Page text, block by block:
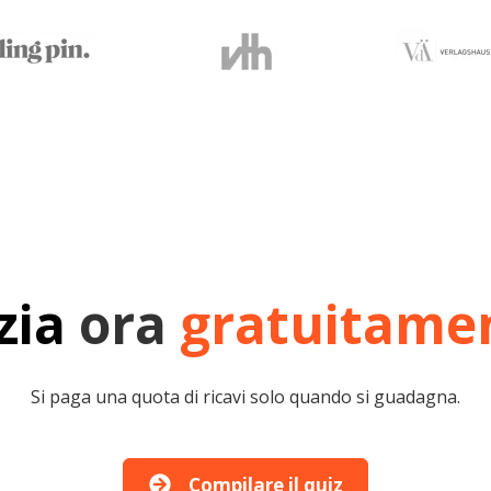
ora
Si paga una quota di ricavi solo quando si guadagna.
Compilare il quiz